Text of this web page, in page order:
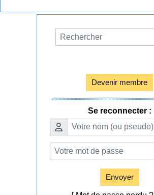
Devenir membre
Se reconnecter :
Envoyer